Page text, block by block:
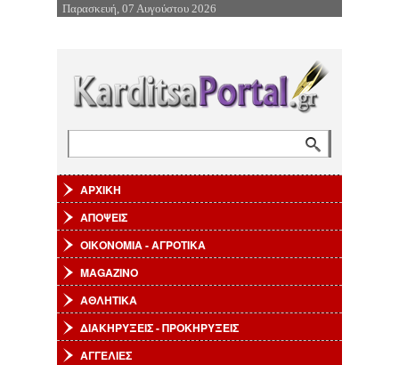
Επιστροφή στην Πλοήγηση
Παρασκευή, 07 Αυγούστου 2026
ΑΡΧΙΚΗ
ΑΠΟΨΕΙΣ
ΟΙΚΟΝΟΜΙΑ - ΑΓΡΟΤΙΚΑ
MAGAZINO
ΑΘΛΗΤΙΚΑ
ΔΙΑΚΗΡΥΞΕΙΣ - ΠΡΟΚΗΡΥΞΕΙΣ
ΑΓΓΕΛΙΕΣ